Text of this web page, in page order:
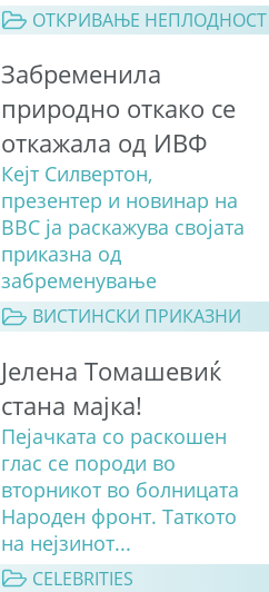
ОТКРИВАЊЕ НЕПЛОДНОСТ
Забременила
природно откако се
откажала од ИВФ
Кејт Силвертон,
презентер и новинар на
BBC ја раскажува својата
приказна од
забременување
ВИСТИНСКИ ПРИКАЗНИ
Јелена Томашевиќ
стана мајка!
Пејачката со раскошен
глас се породи во
вторникот во болницата
Народен фронт. Таткото
на нејзинот...
CELEBRITIES